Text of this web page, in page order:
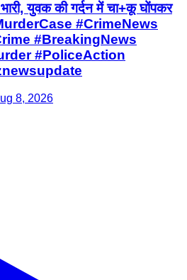
युवक की गर्दन में चा+कू घोंपकर
#CrimeNews
#BreakingNews
#PoliceAction
8, 2026